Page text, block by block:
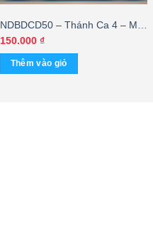
NDBDCD50 – Thánh Ca 4 – Mẹ
Yêu Dấu
150.000 ₫
Thêm vào giỏ